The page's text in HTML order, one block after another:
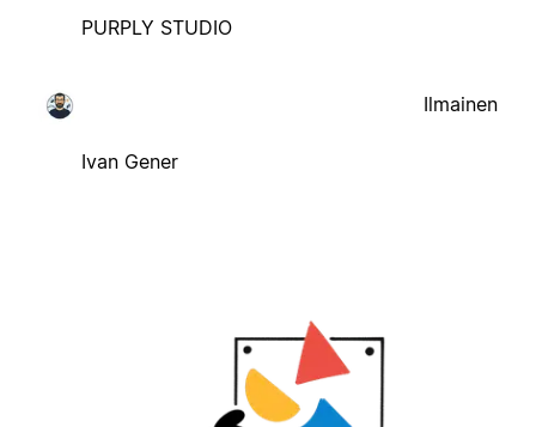
PURPLY STUDIO
Ivan Gener
Ilmainen